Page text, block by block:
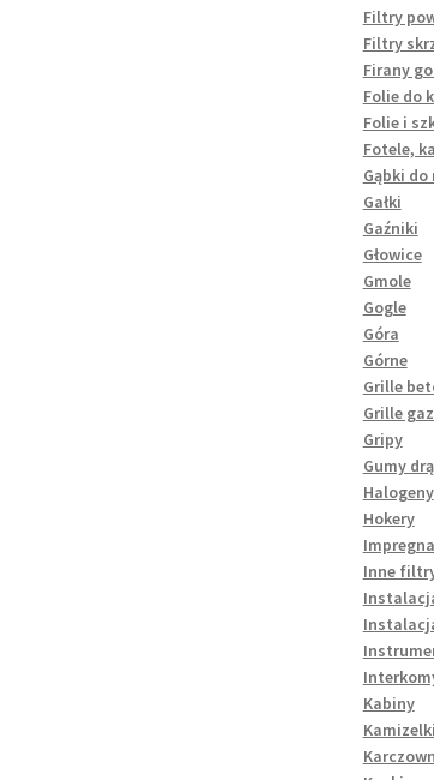
Filtry
Filtry
Firany
Folie do
Folie i
Fotele,
Gąbki do
Gałki
Gaźniki
Głowice
Gmole
Gogle
Góra
Górne
Grille
Grille
Gripy
Gumy
Halogeny
Hokery
Inne
Kabiny